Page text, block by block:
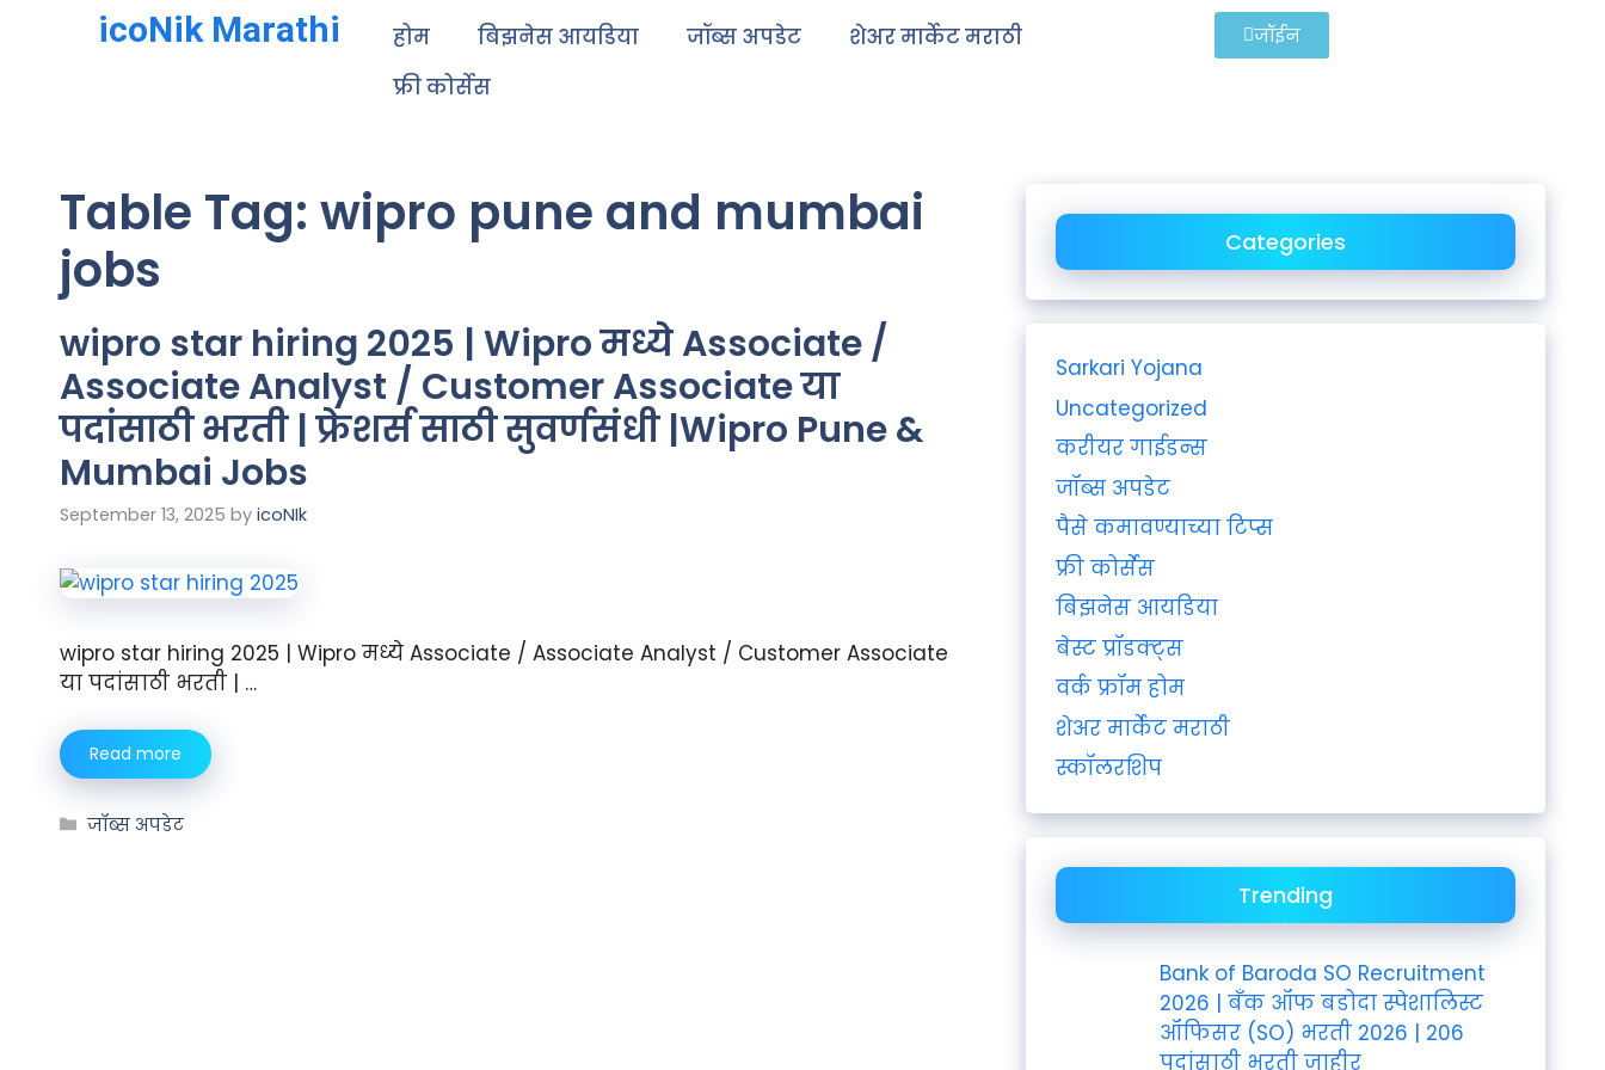
icoNik Marathi होम बिझनेस आयडिया जॉब्स अपडेट
शेअर मार्केट मराठी
फ्री कोर्सेस
जॉईन
Table Tag: wipro pune and mumbai
jobs
wipro star hiring 2025 | Wipro मध्ये Associate /
Associate Analyst / Customer Associate या
पदांसाठी भरती | फ्रेशर्स साठी सुवर्णसंधी |Wipro Pune &
Mumbai Jobs
September 13, 2025 by icoNIk
wipro star hiring 2025 | Wipro मध्ये Associate / Associate Analyst / Customer Associate
या पदांसाठी भरती | …
Read more
जॉब्स अपडेट
Categories
Sarkari Yojana
Uncategorized
करीयर गाईडन्स
जॉब्स अपडेट
पैसे कमावण्याच्या टिप्स
फ्री कोर्सेस
बिझनेस आयडिया
बेस्ट प्रॉडक्ट्स
वर्क फ्रॉम होम
शेअर मार्केट मराठी
स्कॉलरशिप
Trending
Bank of Baroda SO Recruitment
2026 | बँक ऑफ बडोदा स्पेशालिस्ट
ऑफिसर (SO) भरती 2026 | 206
पदांसाठी भरती जाहीर